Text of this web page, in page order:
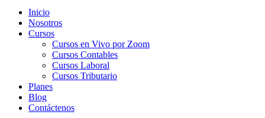
Inicio
Nosotros
Cursos
Cursos en Vivo por Zoom
Cursos Contables
Cursos Laboral
Cursos Tributario
Planes
Blog
Contáctenos